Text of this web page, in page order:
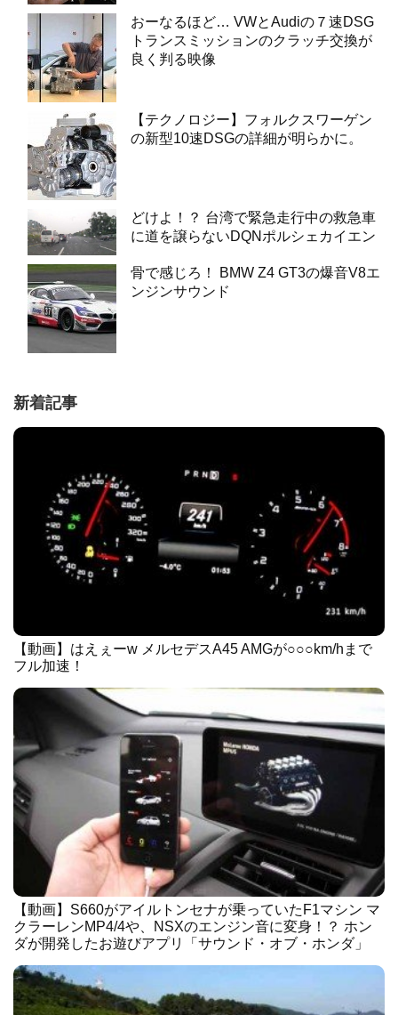
おーなるほど… VWとAudiの７速DSG
トランスミッションのクラッチ交換が
良く判る映像
【テクノロジー】フォルクスワーゲン
の新型10速DSGの詳細が明らかに。
どけよ！？ 台湾で緊急走行中の救急車
に道を譲らないDQNポルシェカイエン
骨で感じろ！ BMW Z4 GT3の爆音V8エ
ンジンサウンド
新着記事
【動画】はえぇーw メルセデスA45 AMGが○○○km/hまで
フル加速！
【動画】S660がアイルトンセナが乗っていたF1マシン マ
クラーレンMP4/4や、NSXのエンジン音に変身！？ ホン
ダが開発したお遊びアプリ「サウンド・オブ・ホンダ」